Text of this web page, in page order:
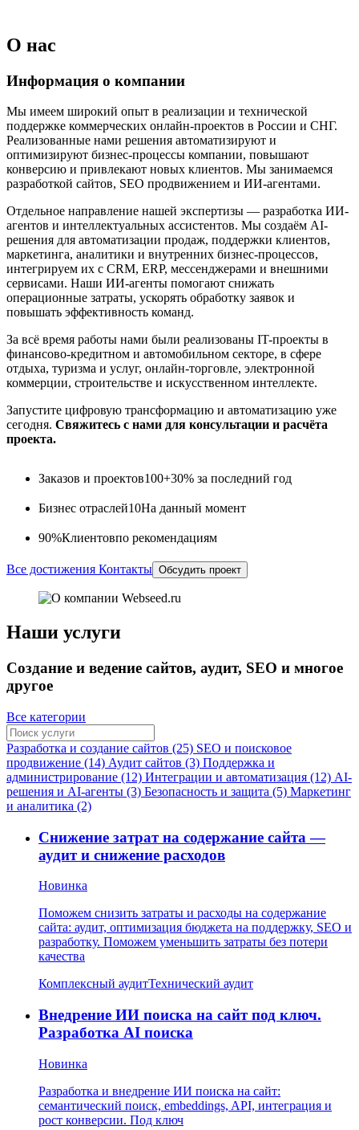
О нас
Информация о компании
Мы имеем широкий опыт в реализации и технической
поддержке коммерческих онлайн-проектов в России и СНГ.
Реализованные нами решения автоматизируют и
оптимизируют бизнес-процессы компании, повышают
конверсию и привлекают новых клиентов. Мы занимаемся
разработкой сайтов, SEO продвижением и ИИ-агентами.
Отдельное направление нашей экспертизы — разработка ИИ-
агентов и интеллектуальных ассистентов. Мы создаём AI-
решения для автоматизации продаж, поддержки клиентов,
маркетинга, аналитики и внутренних бизнес-процессов,
интегрируем их с CRM, ERP, мессенджерами и внешними
сервисами. Наши ИИ-агенты помогают снижать
операционные затраты, ускорять обработку заявок и
повышать эффективность команд.
За всё время работы нами были реализованы IT-проекты в
финансово-кредитном и автомобильном секторе, в сфере
отдыха, туризма и услуг, онлайн-торговле, электронной
коммерции, строительстве и искусственном интеллекте.
Запустите цифровую трансформацию и автоматизацию уже
сегодня. Свяжитесь с нами для консультации и расчёта
проекта.
Заказов и проектов100+30% за последний год
Бизнес отраслей10На данный момент
90%Клиентовпо рекомендациям
Все достижения Контакты Обсудить проект
Наши услуги
Создание и ведение сайтов, аудит, SEO и многое
другое
Все категории
Разработка и создание сайтов (25) SEO и поисковое
продвижение (14) Аудит сайтов (3) Поддержка и
администрирование (12) Интеграции и автоматизация (12) AI-
решения и AI-агенты (3) Безопасность и защита (5) Маркетинг
и аналитика (2)
Снижение затрат на содержание сайта —
аудит и снижение расходов
Новинка
Поможем снизить затраты и расходы на содержание
сайта: аудит, оптимизация бюджета на поддержку, SEO и
разработку. Поможем уменьшить затраты без потери
качества
Комплексный аудитТехнический аудит
Внедрение ИИ поиска на сайт под ключ.
Разработка AI поиска
Новинка
Разработка и внедрение ИИ поиска на сайт:
семантический поиск, embeddings, API, интеграция и
рост конверсии. Под ключ